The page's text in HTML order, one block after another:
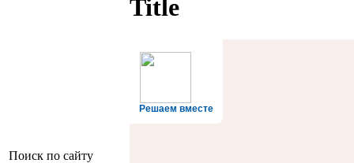
Поиск по сайту
Title
Решаем вместе